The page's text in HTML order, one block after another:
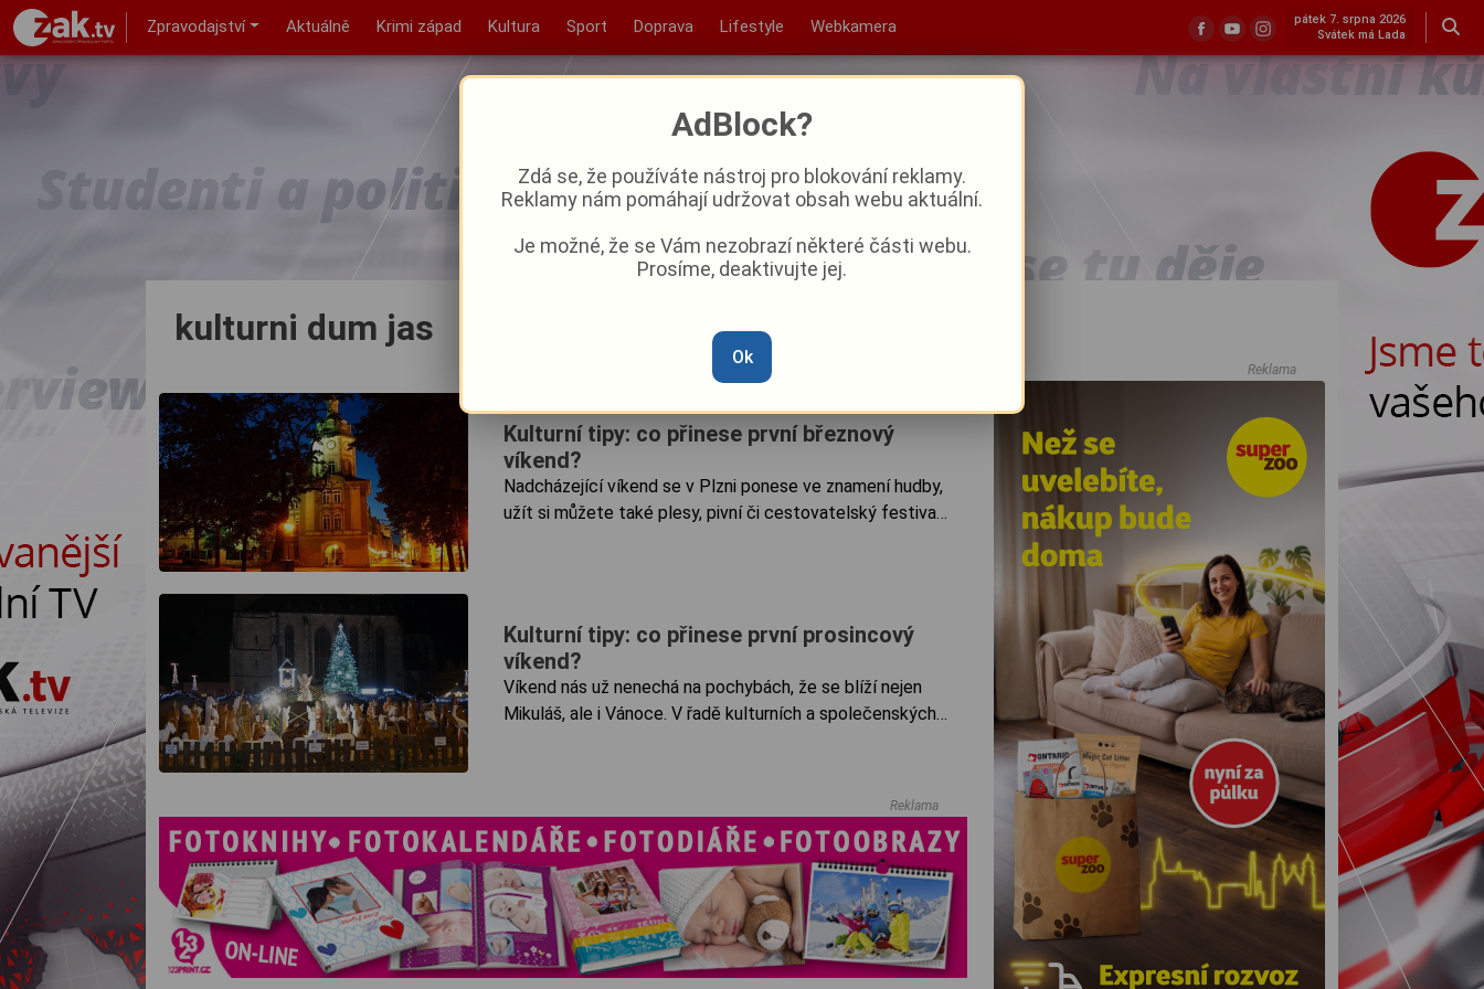
Zpravodajství Aktuálně Krimi západ Kultura Sport Doprava Lifestyle Webkamera
pátek 7. srpna 2026
Svátek má Lada
kulturni dum jas
Kulturní tipy: co přinese první březnový
víkend?
Nadcházející víkend se v Plzni ponese ve znamení hudby,
užít si můžete také plesy, pivní či cestovatelský festival,
Kulturní tipy: co přinese první prosincový
víkend?
Víkend nás už nenechá na pochybách, že se blíží nejen
Mikuláš, ale i Vánoce. V řadě kulturních a společenských
Reklama
Reklama
AdBlock?
Zdá se, že používáte nástroj pro blokování reklamy.
Reklamy nám pomáhají udržovat obsah webu aktuální.
Je možné, že se Vám nezobrazí některé části webu.
Prosíme, deaktivujte jej.
Ok